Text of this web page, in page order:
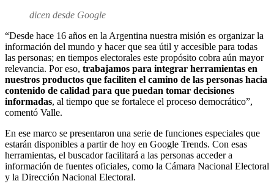
dicen desde Google
“Desde hace 16 años en la Argentina nuestra misión es organizar la
información del mundo y hacer que sea útil y accesible para todas
las personas; en tiempos electorales este propósito cobra aún mayor
relevancia. Por eso, trabajamos para integrar herramientas en
nuestros productos que faciliten el camino de las personas hacia
contenido de calidad para que puedan tomar decisiones
informadas, al tiempo que se fortalece el proceso democrático”,
comentó Valle.
En ese marco se presentaron una serie de funciones especiales que
estarán disponibles a partir de hoy en Google Trends. Con esas
herramientas, el buscador facilitará a las personas acceder a
información de fuentes oficiales, como la Cámara Nacional Electoral
y la Dirección Nacional Electoral.